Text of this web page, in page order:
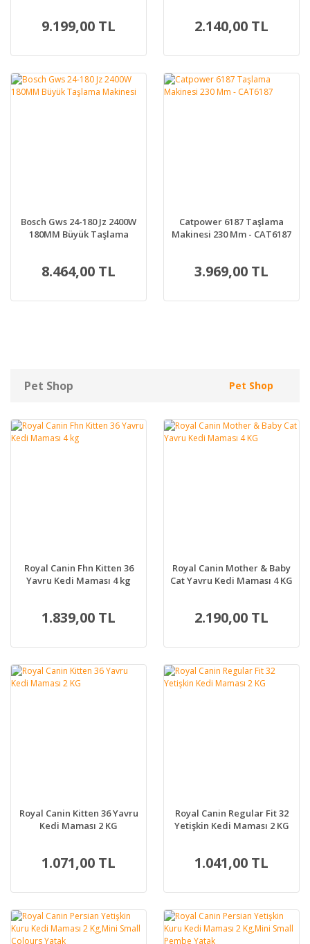
9.199,00 TL 2.140,00 TL
Bosch Gws 24-180 Jz 2400W
180MM Büyük Taşlama
8.464,00 TL
Catpower 6187 Taşlama
Makinesi 230 Mm - CAT6187
3.969,00 TL
Pet Shop
Pet Shop
Royal Canin Fhn Kitten 36
Yavru Kedi Maması 4 kg
1.839,00 TL
Royal Canin Mother & Baby
Cat Yavru Kedi Maması 4 KG
2.190,00 TL
Royal Canin Kitten 36 Yavru
Kedi Maması 2 KG
1.071,00 TL
Royal Canin Regular Fit 32
Yetişkin Kedi Maması 2 KG
1.041,00 TL